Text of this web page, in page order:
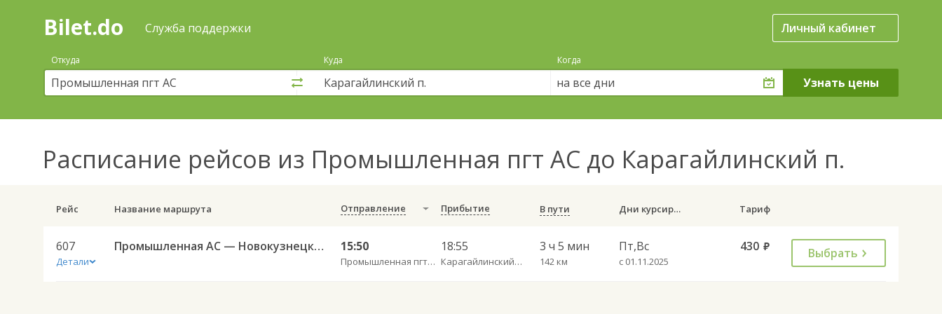
Поиск
покупка
билетов
автобус
онлайн
Bilet.do Служба поддержки Личный кабинет
Откуда Куда Когда
на все дни
Расписание рейсов из Промышленная пгт АС до Карагайлинский п.
Рейс Название маршрута Отправление Прибытие В пути Дни курсирования Тариф
607
Детали
Промышленная АС — Новокузнецк АВ 607 15:50
Промышленная пгт АС
18:55
Карагайлинский п.
3 ч 5 мин
142 км
Пт,Вс
с 01.11.2025
430 руб. Выбрать